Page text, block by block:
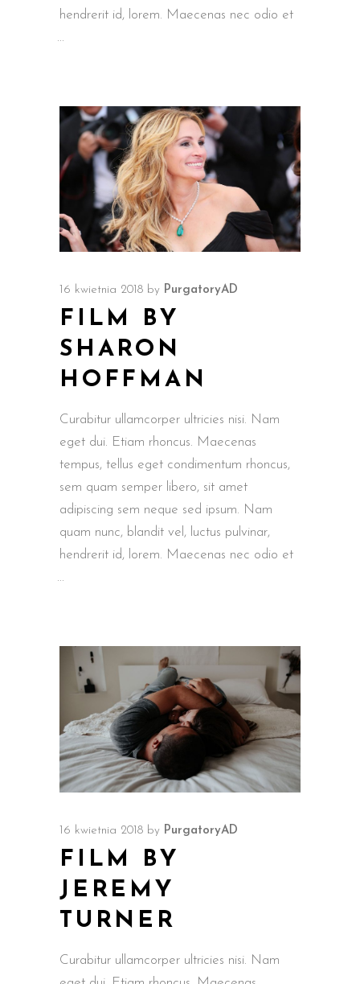
hendrerit id, lorem. Maecenas nec odio et
16 kwietnia 2018 by PurgatoryAD
FILM BY
SHARON
HOFFMAN
Curabitur ullamcorper ultricies nisi. Nam
eget dui. Etiam rhoncus. Maecenas
tempus, tellus eget condimentum rhoncus,
sem quam semper libero, sit amet
adipiscing sem neque sed ipsum. Nam
quam nunc, blandit vel, luctus pulvinar,
hendrerit id, lorem. Maecenas nec odio et
16 kwietnia 2018 by PurgatoryAD
FILM BY
JEREMY
TURNER
Curabitur ullamcorper ultricies nisi. Nam